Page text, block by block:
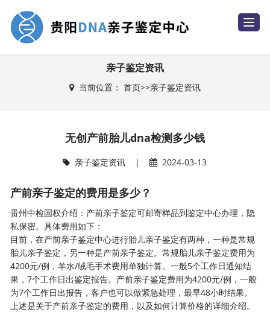
T
o
亲子鉴定资讯
当前位置： 首页>>亲子鉴定资讯
无创产前胎儿dna检测多少钱
亲子鉴定资讯 | 2024-03-13
产前亲子鉴定的费用是多少？
贵州中检国权介绍：产前亲子鉴定可邮寄样品到鉴定中心办理，隐
私保密。具体费用如下：
目前，在产前亲子鉴定中心进行胎儿亲子鉴定有两种，一种是常规
胎儿亲子鉴定，另一种是产前亲子鉴定。常规胎儿亲子鉴定费用为
4200元/例，羊水/绒毛手术费用单独计算。一般5个工作日通知结
果，7个工作日出鉴定报告。产前亲子鉴定费用为4200元/例，一般
为7个工作日出报告，客户也可以做紧急处理，最早48小时结果。
上述是关于产前亲子鉴定的费用 ，以及如何计算价格的详细介绍。